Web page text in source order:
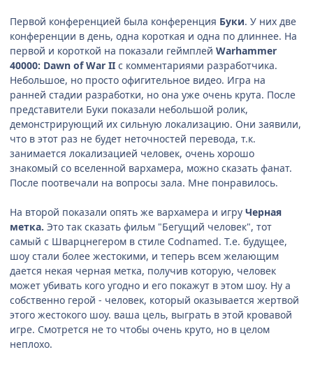
Первой конференцией была конференция Буки. У них две
конференции в день, одна короткая и одна по длиннее. На
первой и короткой на показали геймплей Warhammer
40000: Dawn of War II с комментариями разработчика.
Небольшое, но просто офигительное видео. Игра на
ранней стадии разработки, но она уже очень крута. После
представители Буки показали небольшой ролик,
демонстрирующий их сильную локализацию. Они заявили,
что в этот раз не будет неточностей перевода, т.к.
занимается локализацией человек, очень хорошо
знакомый со вселенной вархамера, можно сказать фанат.
После поотвечали на вопросы зала. Мне понравилось.
На второй показали опять же вархамера и игру Черная
метка. Это так сказать фильм "Бегущий человек", тот
самый с Шварцнегером в стиле Codnamed. Т.е. будущее,
шоу стали более жестокими, и теперь всем желающим
дается некая черная метка, получив которую, человек
может убивать кого угодно и его покажут в этом шоу. Ну а
собственно герой - человек, который оказывается жертвой
этого жестокого шоу. ваша цель, выграть в этой кровавой
игре. Смотрется не то чтобы очень круто, но в целом
неплохо.